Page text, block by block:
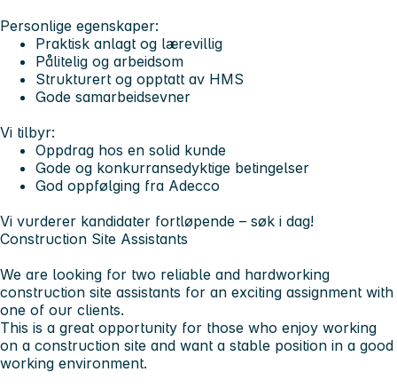
Personlige egenskaper:
Praktisk anlagt og lærevillig
Pålitelig og arbeidsom
Strukturert og opptatt av HMS
Gode samarbeidsevner
Vi tilbyr:
Oppdrag hos en solid kunde
Gode og konkurransedyktige betingelser
God oppfølging fra Adecco
Vi vurderer kandidater fortløpende – søk i dag!
Construction Site Assistants
We are looking for two reliable and hardworking
construction site assistants for an exciting assignment with
one of our clients.
This is a great opportunity for those who enjoy working
on a construction site and want a stable position in a good
working environment.